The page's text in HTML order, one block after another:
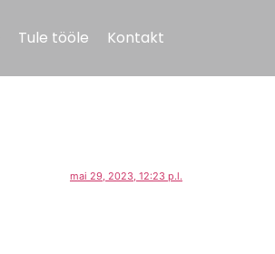
Tule tööle Kontakt
mai 29, 2023, 12:23 p.l.